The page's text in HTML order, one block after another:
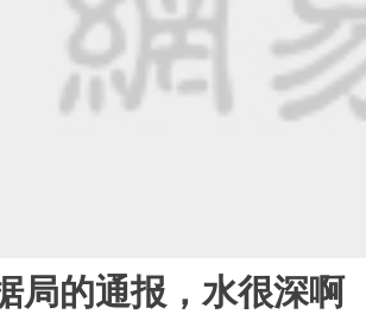
局的通报，水很深啊